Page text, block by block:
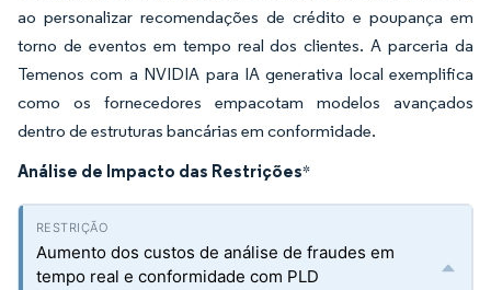
ao personalizar recomendações de crédito e poupança em
torno de eventos em tempo real dos clientes. A parceria da
Temenos com a NVIDIA para IA generativa local exemplifica
como os fornecedores empacotam modelos avançados
dentro de estruturas bancárias em conformidade.
Análise de Impacto das Restrições*
Aumento dos custos de análise de fraudes em
tempo real e conformidade com PLD